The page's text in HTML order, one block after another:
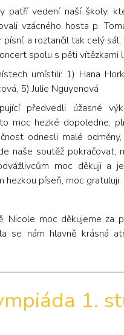
patří vedení naší školy,
vzácného hosta p.
písní, a roztančil tak celý
spolu s pěti vítězkami
umístili: 1) Hana
5) Julie Nguyenová
předvedli úžasné
moc hezké dopoledne,
odnesli malé
naše soutěž
moc děkuji a
hezkou píseň, moc
Nicole moc děkujeme za
se nám hlavně krásná
1.